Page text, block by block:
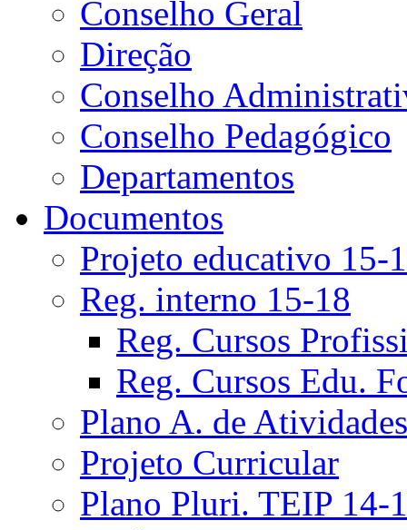
Conselho Geral
Direção
Conselho
Conselho Pedagógico
Departamentos
Documentos
Projeto educativo 15-
Reg. interno 15-18
Reg. Cursos
Reg. Cursos Edu.
Plano A. de Atividades
Projeto Curricular
Plano Pluri. TEIP 14-